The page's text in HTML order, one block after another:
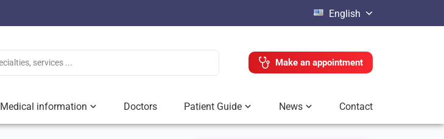
English
Make an appointment
Medical information Doctors Patient Guide News Contact